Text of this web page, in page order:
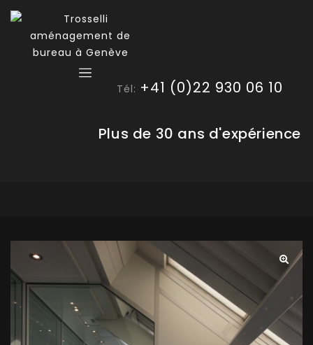
Tél: +41 (0)22 930 06 10
Plus de 30 ans d'expérience
🔍